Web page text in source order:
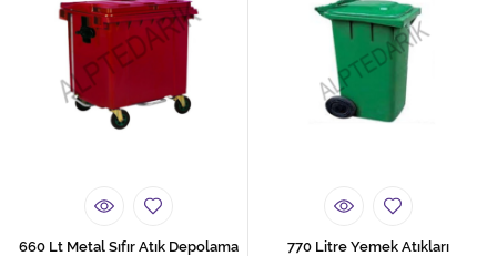
660 Lt Metal Sıfır Atık Depolama
770 Litre Yemek Atıkları